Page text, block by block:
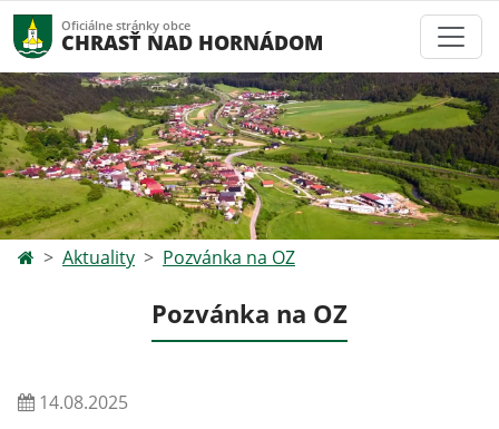
Oficiálne stránky obce
CHRASŤ NAD HORNÁDOM
Aktuality Pozvánka na OZ
Pozvánka na OZ
14.08.2025